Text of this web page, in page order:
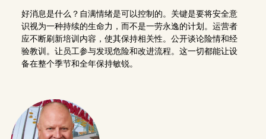
好消息是什么？自满情绪是可以控制的。关键是要将安全意
识视为一种持续的生命力，而不是一劳永逸的计划。运营者
应不断刷新培训内容，使其保持相关性。公开谈论险情和经
验教训。让员工参与发现危险和改进流程。这一切都能让设
备在整个季节和全年保持敏锐。